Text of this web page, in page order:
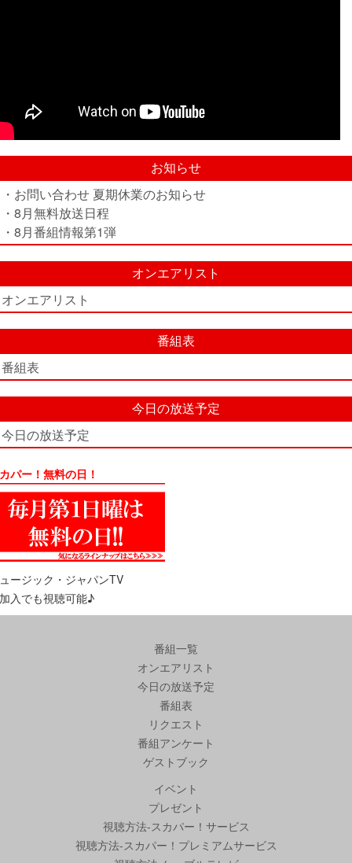
お知らせ
・お問い合わせ 夏期休業のお知らせ
・8月無料放送日程
・8月番組情報第1弾
オンエアリスト
オンエアリスト
番組表
番組表
今日の放送予定
今日の放送予定
パー！無料の日！
ージック・ジャパンTV
入でも視聴可能♪
番組一覧
オンエアリスト
今日の放送予定
番組表
リクエスト
番組アンケート
ゲストブック
イベント
プレゼント
視聴方法-スカパー！サービス
視聴方法-スカパー！プレミアムサービス